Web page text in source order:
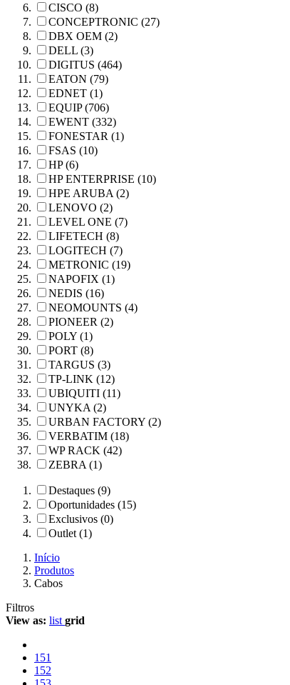
CISCO (8)
CONCEPTRONIC (27)
DBX OEM (2)
DELL (3)
DIGITUS (464)
EATON (79)
EDNET (1)
EQUIP (706)
EWENT (332)
FONESTAR (1)
FSAS (10)
HP (6)
HP ENTERPRISE (10)
HPE ARUBA (2)
LENOVO (2)
LEVEL ONE (7)
LIFETECH (8)
LOGITECH (7)
METRONIC (19)
NAPOFIX (1)
NEDIS (16)
NEOMOUNTS (4)
PIONEER (2)
POLY (1)
PORT (8)
TARGUS (3)
TP-LINK (12)
UBIQUITI (11)
UNYKA (2)
URBAN FACTORY (2)
VERBATIM (18)
WP RACK (42)
ZEBRA (1)
Destaques (9)
Oportunidades (15)
Exclusivos (0)
Outlet (1)
Início
Produtos
Cabos
Filtros
View as: list grid
151
152